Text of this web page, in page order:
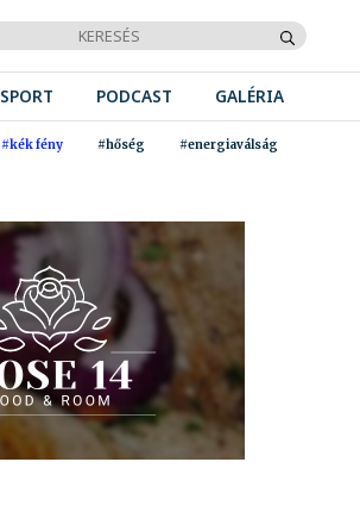
SPORT PODCAST GALÉRIA
#kék fény #hőség #energiaválság